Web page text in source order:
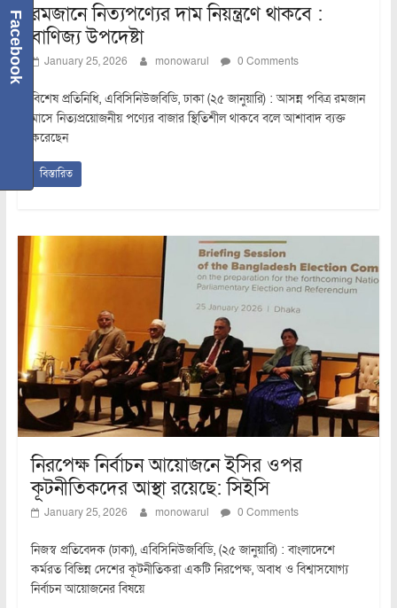
রমজানে নিত্যপণ্যের দাম নিয়ন্ত্রণে থাকবে :
বাণিজ্য উপদেষ্টা
January 25, 2026 monowarul 0 Comments
বিশেষ প্রতিনিধি, এবিসিনিউজবিডি, ঢাকা (২৫ জানুয়ারি) : আসন্ন পবিত্র রমজান
মাসে নিত্যপ্রয়োজনীয় পণ্যের বাজার স্থিতিশীল থাকবে বলে আশাবাদ ব্যক্ত
করেছেন
বিস্তারিত
নিরপেক্ষ নির্বাচন আয়োজনে ইসির ওপর
কূটনীতিকদের আস্থা রয়েছে: সিইসি
January 25, 2026 monowarul 0 Comments
নিজস্ব প্রতিবেদক (ঢাকা), এবিসিনিউজবিডি, (২৫ জানুয়ারি) : বাংলাদেশে
কর্মরত বিভিন্ন দেশের কূটনীতিকরা একটি নিরপেক্ষ, অবাধ ও বিশ্বাসযোগ্য
নির্বাচন আয়োজনের বিষয়ে
Facebook